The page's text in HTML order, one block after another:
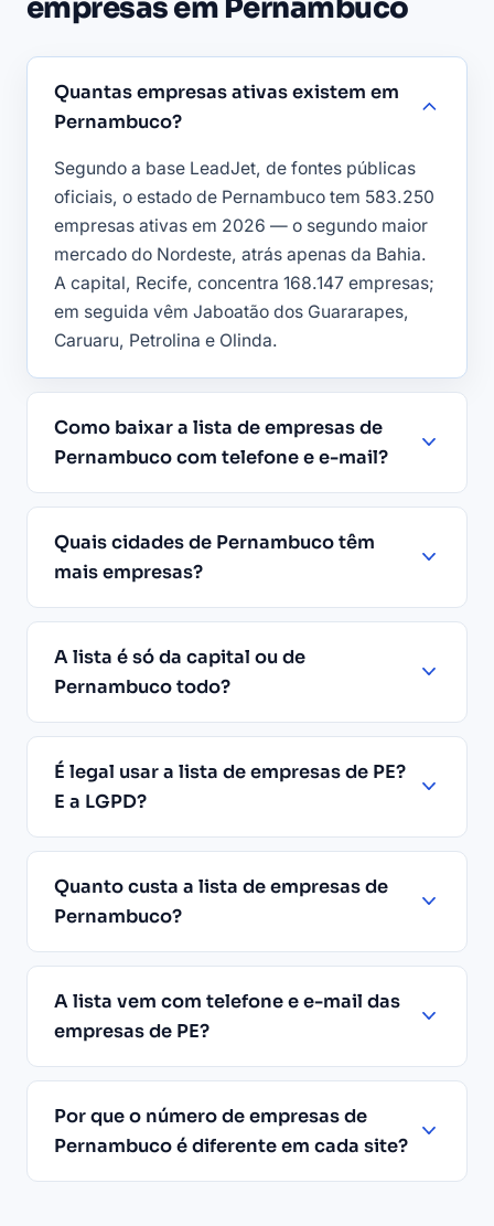
empresas em Pernambuco
Quantas empresas ativas existem em
Pernambuco?
Segundo a base LeadJet, de fontes públicas
oficiais, o estado de Pernambuco tem 583.250
empresas ativas em 2026 — o segundo maior
mercado do Nordeste, atrás apenas da Bahia.
A capital, Recife, concentra 168.147 empresas;
em seguida vêm Jaboatão dos Guararapes,
Caruaru, Petrolina e Olinda.
Como baixar a lista de empresas de
Pernambuco com telefone e e-mail?
Quais cidades de Pernambuco têm
mais empresas?
A lista é só da capital ou de
Pernambuco todo?
É legal usar a lista de empresas de PE?
E a LGPD?
Quanto custa a lista de empresas de
Pernambuco?
A lista vem com telefone e e-mail das
empresas de PE?
Por que o número de empresas de
Pernambuco é diferente em cada site?